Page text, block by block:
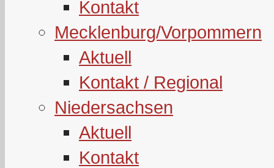
Kontakt
Mecklenburg/Vorpommern
Aktuell
Kontakt / Regional
Niedersachsen
Aktuell
Kontakt